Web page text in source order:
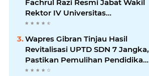
Fachrul Razi Resmi Jabat Wakil
Rektor IV Universitas
Kartamulia Purwakarta
Wapres Gibran Tinjau Hasil
Revitalisasi UPTD SDN 7 Jangka,
Pastikan Pemulihan Pendidikan
Pascabencana Berjalan Optimal